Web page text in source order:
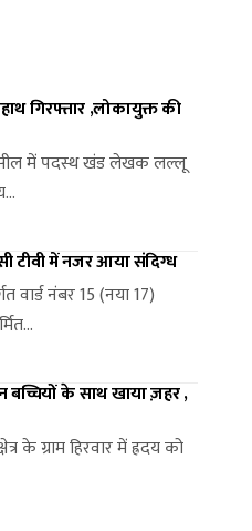
गिरफ्तार ,लोकायुक्त की
में पदस्थ खंड लेखक लल्लू
टीवी में नजर आया संदिग्ध
वार्ड नंबर 15 (नया 17)
बच्चियों के साथ खाया ज़हर ,
के ग्राम हिरवार में ह्रदय को